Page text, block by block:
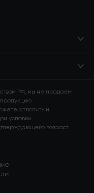
РФ, мы не продаем
оплатить и
условии
возраст.